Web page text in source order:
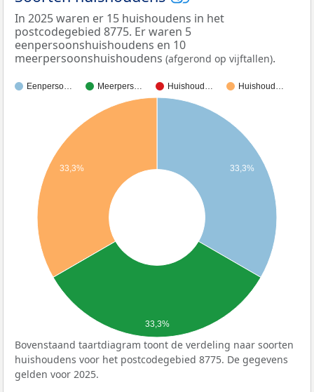
In 2025 waren er 15 huishoudens in het
postcodegebied 8775. Er waren 5
eenpersoonshuishoudens en 10
meerpersoonshuishoudens (afgerond op vijftallen).
Eenperso… Meerpers… Huishoud… Huishoud…
33,3%
33,3%
33,3%
Bovenstaand taartdiagram toont de verdeling naar soorten
huishoudens voor het postcodegebied 8775. De gegevens
gelden voor 2025.